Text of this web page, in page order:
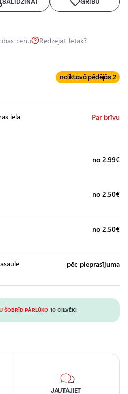
cenu Redzējāt lētāk?
noliktavā pēdējās 2
iela
Par brīvu
no 2.99€
no 2.50€
no 2.50€
pēc pieprasījuma
ŠOBRĪD PĀRLŪKO 10 CILVĒKI
JAUTĀJIET